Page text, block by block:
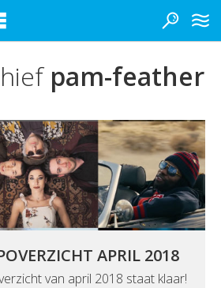
pam-feather
APRIL 2018
van april 2018 staat klaar!